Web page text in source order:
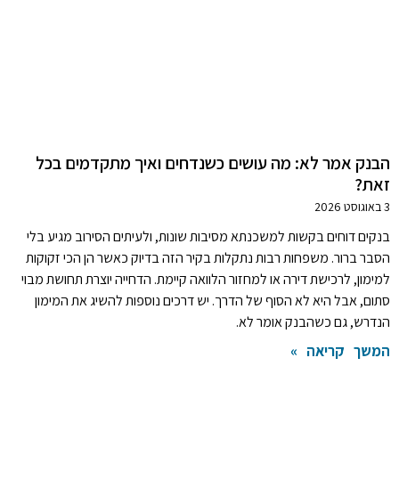
הבנק אמר לא: מה עושים כשנדחים ואיך מתקדמים בכל
זאת?
3 באוגוסט 2026
בנקים דוחים בקשות למשכנתא מסיבות שונות, ולעיתים הסירוב מגיע בלי
הסבר ברור. משפחות רבות נתקלות בקיר הזה בדיוק כאשר הן הכי זקוקות
למימון, לרכישת דירה או למחזור הלוואה קיימת. הדחייה יוצרת תחושת מבוי
סתום, אבל היא לא הסוף של הדרך. יש דרכים נוספות להשיג את המימון
הנדרש, גם כשהבנק אומר לא.
המשך קריאה »